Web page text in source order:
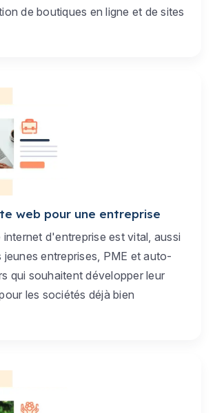
de boutiques en ligne et de sites
web pour une entreprise
internet d'entreprise est vital, aussi
jeunes entreprises, PME et auto-
qui souhaitent développer leur
les sociétés déjà bien